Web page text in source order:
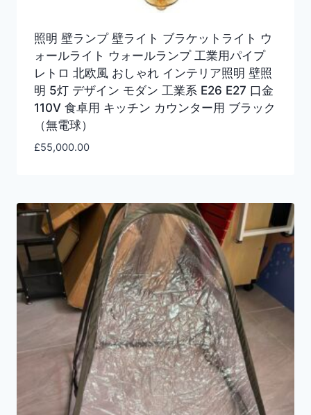
照明 壁ランプ 壁ライト ブラケットライト ウ
ォールライト ウォールランプ 工業用パイプ
レトロ 北欧風 おしゃれ インテリア照明 壁照
明 5灯 デザイン モダン 工業系 E26 E27 口金
110V 食卓用 キッチン カウンター用 ブラック
（無電球）
£55,000.00